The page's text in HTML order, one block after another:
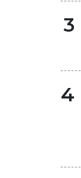
3
4